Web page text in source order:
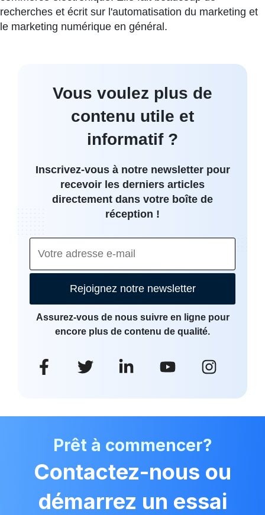
recherches et écrit sur l'automatisation du marketing et
le marketing numérique en général.
Vous voulez plus de
contenu utile et
informatif ?
Inscrivez-vous à notre newsletter pour
recevoir les derniers articles
directement dans votre boîte de
réception !
Rejoignez notre newsletter
Assurez-vous de nous suivre en ligne pour
encore plus de contenu de qualité.
Prêt à commencer?
Contactez-nous ou
démarrez un essai